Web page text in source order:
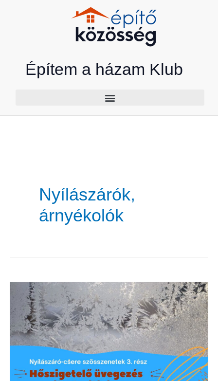
Építem a házam Klub
Nyílászárók,
árnyékolók
Nyílászáró-
csere
szösszenetek
3.